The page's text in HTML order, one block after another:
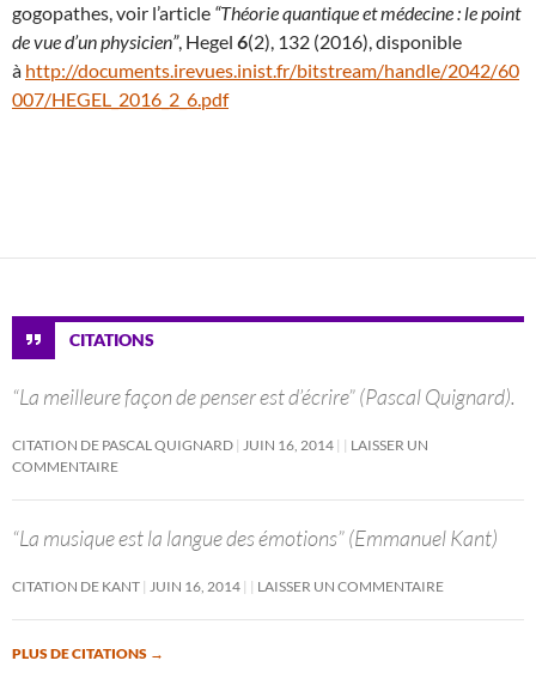
gogopathes, voir l’article “Théorie quantique et médecine : le point
de vue d’un physicien”, Hegel 6(2), 132 (2016), disponible
à http://documents.irevues.inist.fr/bitstream/handle/2042/60
007/HEGEL_2016_2_6.pdf
CITATIONS
“La meilleure façon de penser est d’écrire” (Pascal Quignard).
CITATION DE PASCAL QUIGNARD JUIN 16, 2014
LAISSER UN
COMMENTAIRE
“La musique est la langue des émotions” (Emmanuel Kant)
CITATION DE KANT JUIN 16, 2014 LAISSER UN COMMENTAIRE
PLUS DE CITATIONS →